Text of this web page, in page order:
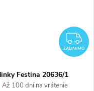
ZADARMO
Festina 20636/1
Až 100 dní na vrátenie